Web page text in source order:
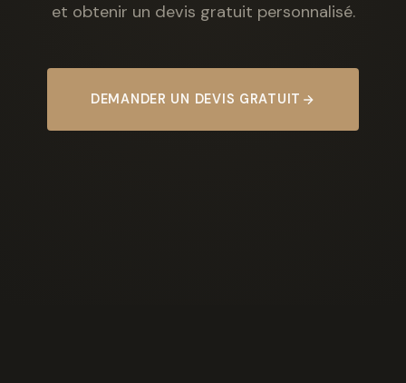
et obtenir un devis gratuit personnalisé.
DEMANDER UN DEVIS GRATUIT